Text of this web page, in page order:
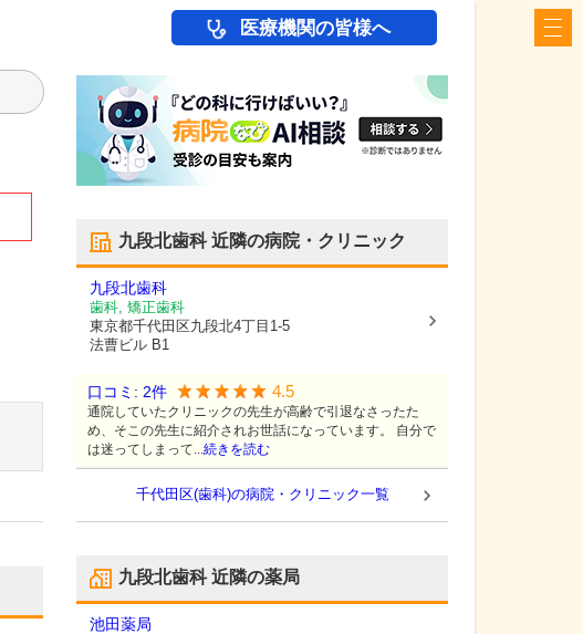
医療機関の皆様へ
九段北歯科近隣の病院・クリニック
九段北歯科
歯科, 矯正歯科
東京都千代田区九段北4丁目1-5
法曹ビル B1
口コミ: 2件 4.5
通院していたクリニックの先生が高齢で引退なさったた
め、そこの先生に紹介されお世話になっています。 自分で
は迷ってしまって...続きを読む
千代田区(歯科)の病院・クリニック一覧
九段北歯科近隣の薬局
池田薬局